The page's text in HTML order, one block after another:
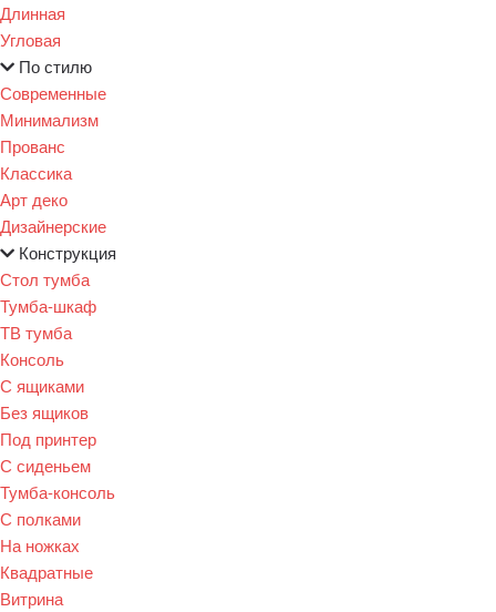
Длинная
Угловая
По стилю
Современные
Минимализм
Прованс
Классика
Арт деко
Дизайнерские
Конструкция
Стол тумба
Тумба-шкаф
ТВ тумба
Консоль
С ящиками
Без ящиков
Под принтер
С сиденьем
Тумба-консоль
С полками
На ножках
Квадратные
Витрина